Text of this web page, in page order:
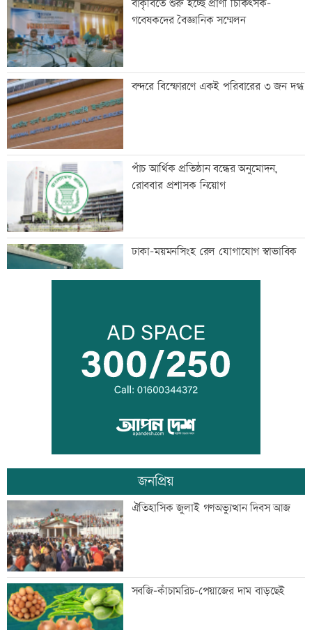
বাকৃবিতে শুরু হচ্ছে প্রাণী চিকিৎসক-
গবেষকদের বৈজ্ঞানিক সম্মেলন
বন্দরে বিস্ফোরণে একই পরিবারের ৩ জন দগ্ধ
পাঁচ আর্থিক প্রতিষ্ঠান বন্ধের অনুমোদন,
রোববার প্রশাসক নিয়োগ
ঢাকা-ময়মনসিংহ রেল যোগাযোগ স্বাভাবিক
সিঙ্গাপুর থেকে এক কার্গো এলএনজি কিনবে
সরকার
মান্দায় ২৯৬ বোতলসহ দুই মাদক কারবারি
আটক
গুরুত্বপূর্ণ ব্যক্তিদের নিয়ে অপপ্রচারের বিরুদ্ধে
সতর্ক করল পুলিশ
নিরাপত্তা পেলে দেশে ফিরতে চান সাকিব
জনপ্রিয়
ঐতিহাসিক জুলাই গণঅভ্যুত্থান দিবস আজ
সবজি-কাঁচামরিচ-পেয়াজের দাম বাড়ছেই